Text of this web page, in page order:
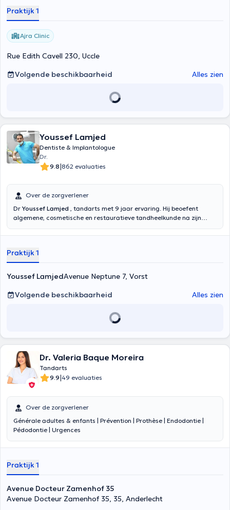
Praktijk 1
Ajra Clinic
Rue Edith Cavell 230, Uccle
Volgende beschikbaarheid
Alles zien
Youssef Lamjed
Dentiste & Implantologue
Dr.
9.8|862 evaluaties
Over de zorgverlener
Dr Youssef Lamjed , tandarts met 9 jaar ervaring. Hij beoefent
algemene, cosmetische en restauratieve tandheelkunde na zijn
ontvangen van maandag tot vrijdag. Voor het maken van een
bellen naar 02 347 49 21. Let op: afwezigheid bij een afspraak moet
24 uur van tevoren worden gemeld, anders kunnen er kosten in
rekening worden gebracht aan de patiënt.
Praktijk 1
Youssef LamjedAvenue Neptune 7, Vorst
Volgende beschikbaarheid
Alles zien
Dr. Valeria Baque Moreira
Tandarts
9.9|49 evaluaties
Over de zorgverlener
Générale adultes & enfants | Prévention | Prothèse | Endodontie |
Pédodontie | Urgences
Praktijk 1
Avenue Docteur Zamenhof 35
Avenue Docteur Zamenhof 35, 35, Anderlecht